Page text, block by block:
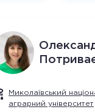
Миколаївський
аграрний університет